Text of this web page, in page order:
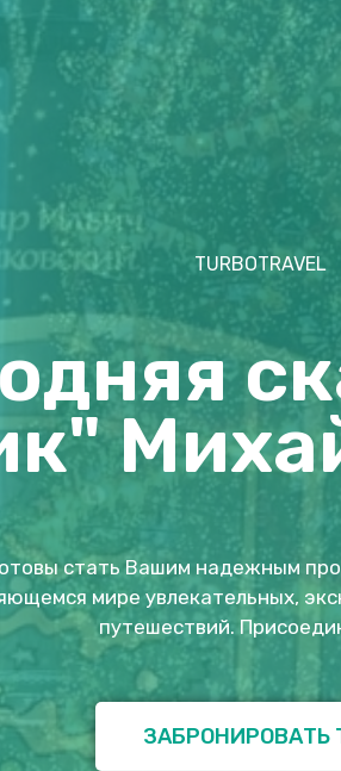
TURBOTRAVEL
стать Вашим надежным
мире увлекательных,
путешествий.
ЗАБРОНИРОВАТЬ